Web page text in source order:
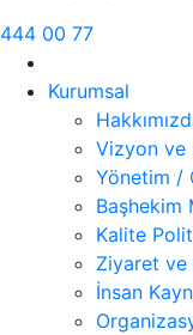
444 00 77
Kurumsal
Vizyon ve
Yönetim /
Başhekim
Kalite
Ziyaret ve
İnsan